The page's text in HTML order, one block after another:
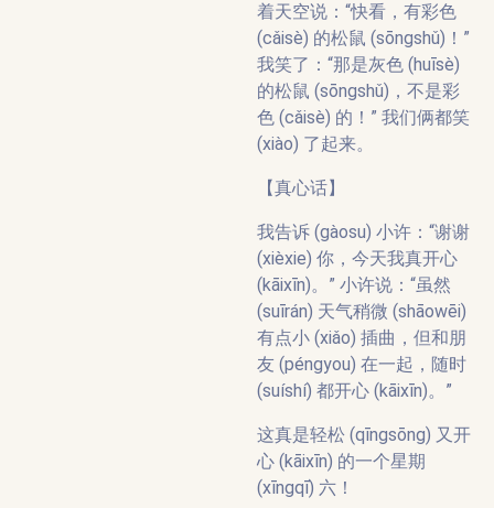
着天空说：“快看，有彩色
(cǎisè) 的松鼠 (sōngshǔ)！”
我笑了：“那是灰色 (huīsè)
的松鼠 (sōngshǔ)，不是彩
色 (cǎisè) 的！” 我们俩都笑
(xiào) 了起来。
【真心话】
我告诉 (gàosu) 小许：“谢谢
(xièxie) 你，今天我真开心
(kāixīn)。” 小许说：“虽然
(suīrán) 天气稍微 (shāowēi)
有点小 (xiǎo) 插曲，但和朋
友 (péngyou) 在一起，随时
(suíshí) 都开心 (kāixīn)。”
这真是轻松 (qīngsōng) 又开
心 (kāixīn) 的一个星期
(xīngqī) 六！